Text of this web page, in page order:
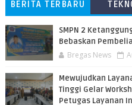
BERITA TERBARU
SMPN 2
Bebaskan
Bregas News
​Mewujudkan
Tinggi Gelar
Petugas Layanan